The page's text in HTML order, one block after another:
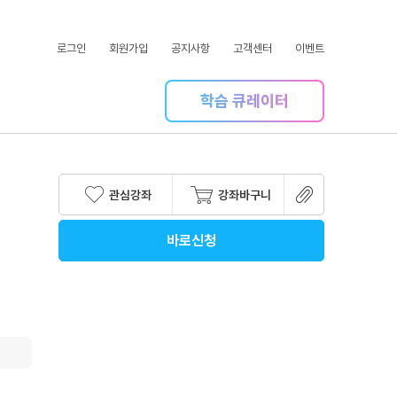
로그인 회원가입 공지사항 고객센터 이벤트
학습 큐레이터
관심강좌 강좌바구니
바로신청